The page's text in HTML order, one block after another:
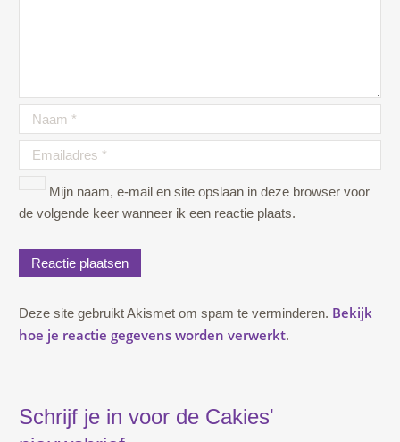
Mijn naam, e-mail en site opslaan in deze browser voor
de volgende keer wanneer ik een reactie plaats.
Deze site gebruikt Akismet om spam te verminderen. Bekijk
hoe je reactie gegevens worden verwerkt.
Schrijf je in voor de Cakies'